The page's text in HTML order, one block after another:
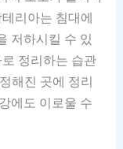
리아는 침대에
저하시킬 수 있
정리하는 습관
해진 곳에 정리
에도 이로울 수